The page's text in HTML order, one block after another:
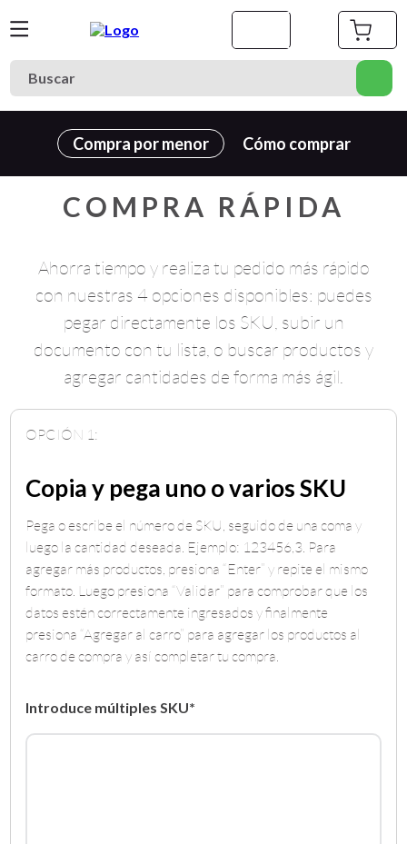
Compra por menor Cómo comprar
COMPRA RÁPIDA
Ahorra tiempo y realiza tu pedido más rápido
con nuestras 4 opciones disponibles: puedes
pegar directamente los SKU, subir un
documento con tu lista, o buscar productos y
agregar cantidades de forma más ágil.
OPCIÓN 1:
Copia y pega uno o varios SKU
Pega o escribe el número de SKU, seguido de una coma y
luego la cantidad deseada. Ejemplo: 123456,3. Para
agregar más productos, presiona “Enter” y repite el mismo
formato. Luego presiona “Validar” para comprobar que los
datos estén correctamente ingresados y finalmente
presiona “Agregar al carro” para agregar los productos al
carro de compra y así completar tu compra.
Introduce múltiples SKU*